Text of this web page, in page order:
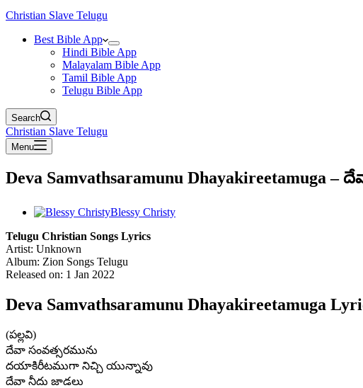
Christian Slave Telugu
Best Bible App
Hindi Bible App
Malayalam Bible App
Tamil Bible App
Telugu Bible App
Search
Christian Slave Telugu
Menu
Deva Samvathsaramunu
Blessy Christy
Telugu Christian Songs Lyrics
Artist: Unknown
Album: Zion Songs Telugu
Released on: 1 Jan 2022
Deva Samvathsaramunu Dhayakireetamuga
(పల్లవి)
దేవా సంవత్సరమును
దయాకిరీటముగా నిచ్చి యున్నావు
దేవా నీదు జాడలు